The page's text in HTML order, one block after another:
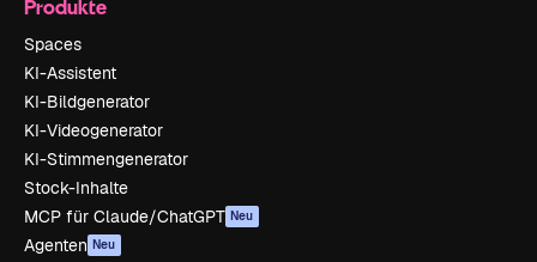
Produkte
Spaces
KI-Assistent
KI-Bildgenerator
KI-Videogenerator
KI-Stimmengenerator
Stock-Inhalte
MCP für Claude/ChatGPT Neu
Agenten Neu